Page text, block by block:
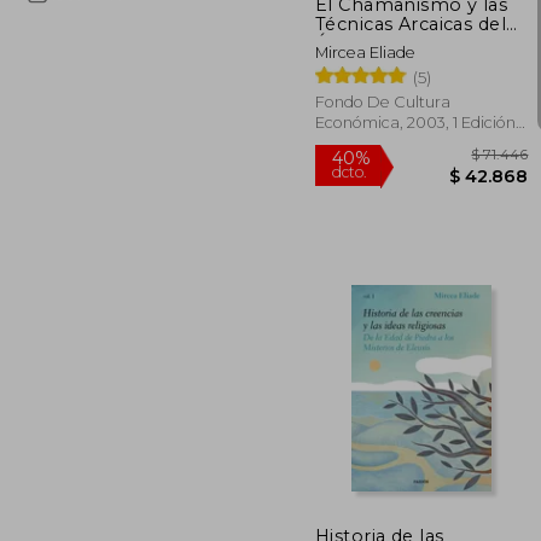
Técnicas Arcaicas del
Éxtasis
Mircea Eliade
(5)
Fondo De Cultura
Económica, 2003, 1 Edición,
Tapa Blanda, Nuevo
40%
dcto.
Historia de las